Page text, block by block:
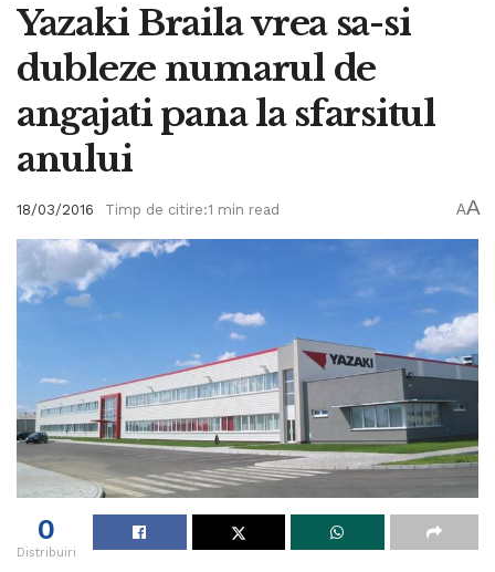
Yazaki Braila vrea sa-si
dubleze numarul de
angajati pana la sfarsitul
anului
18/03/2016 Timp de citire:1 min read AA
0
Distribuiri